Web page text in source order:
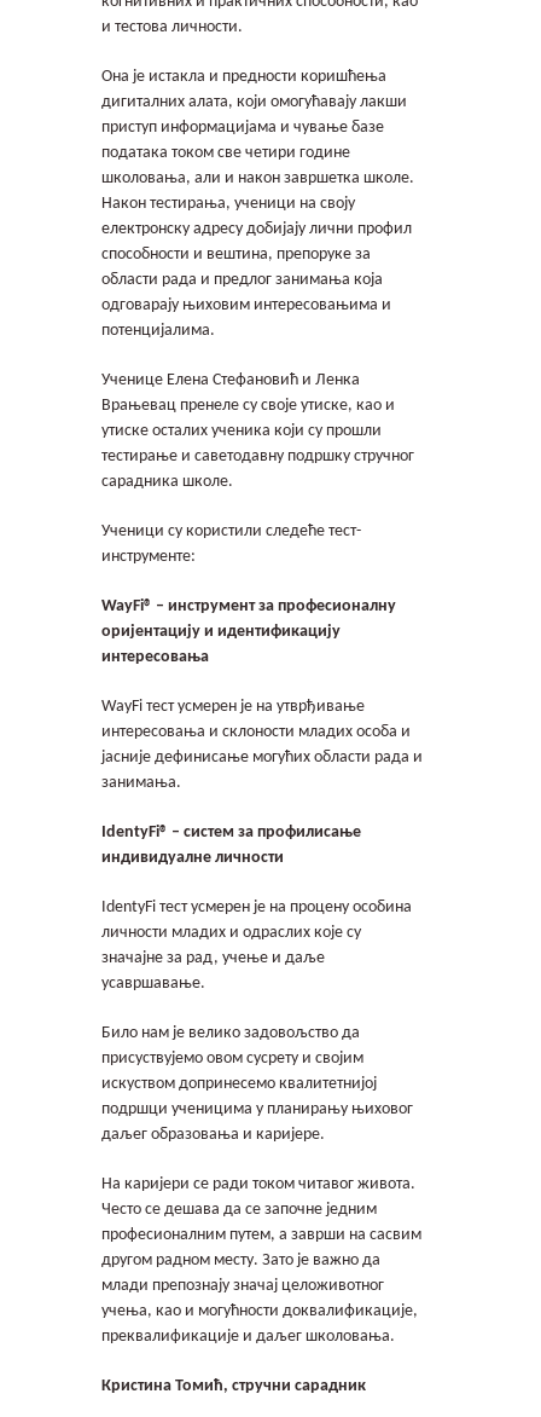
и тестова личности.
Она је истакла и предности коришћења
дигиталних алата, који омогућавају лакши
приступ информацијама и чување базе
података током све четири године
школовања, али и након завршетка школе.
Након тестирања, ученици на своју
електронску адресу добијају лични профил
способности и вештина, препоруке за
области рада и предлог занимања која
одговарају њиховим интересовањима и
потенцијалима.
Ученице Елена Стефановић и Ленка
Врањевац пренеле су своје утиске, као и
утиске осталих ученика који су прошли
тестирање и саветодавну подршку стручног
сарадника школе.
Ученици су користили следеће тест-
инструменте:
WayFi® – инструмент за професионалну
оријентацију и идентификацију
интересовања
WayFi тест усмерен је на утврђивање
интересовања и склоности младих особа и
јасније дефинисање могућих области рада и
занимања.
IdentyFi® – систем за профилисање
индивидуалне личности
IdentyFi тест усмерен је на процену особина
личности младих и одраслих које су
значајне за рад, учење и даље
усавршавање.
Било нам је велико задовољство да
присуствујемо овом сусрету и својим
искуством допринесемо квалитетнијој
подршци ученицима у планирању њиховог
даљег образовања и каријере.
На каријери се ради током читавог живота.
Често се дешава да се започне једним
професионалним путем, а заврши на сасвим
другом радном месту. Зато је важно да
млади препознају значај целоживотног
учења, као и могућности доквалификације,
преквалификације и даљег школовања.
Кристина Томић, стручни сарадник